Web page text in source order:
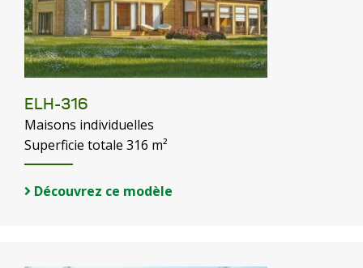
ELH-316
Maisons individuelles
Superficie totale 316 m²
Découvrez ce modèle